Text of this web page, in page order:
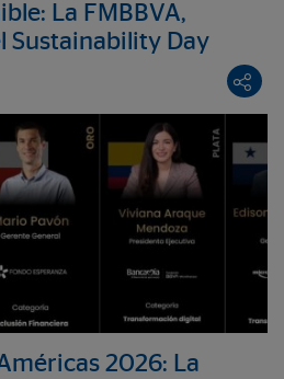
La FMBBVA,
Sustainability Day
2026: La